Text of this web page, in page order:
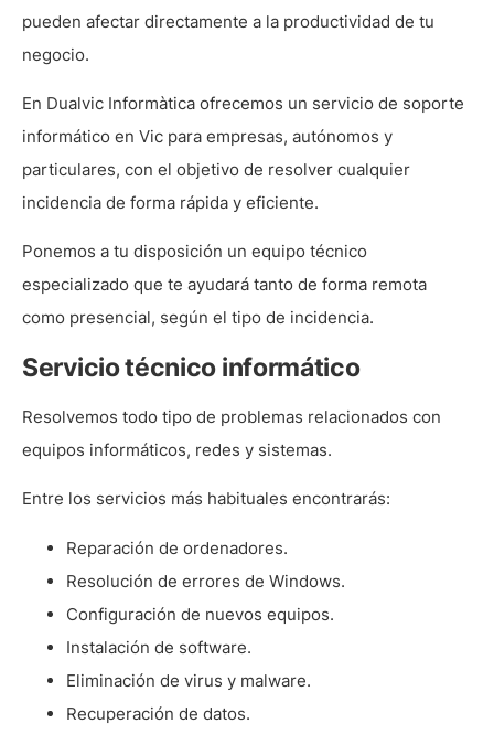
pueden afectar directamente a la productividad de tu
negocio.
En Dualvic Informàtica ofrecemos un servicio de soporte
informático en Vic para empresas, autónomos y
particulares, con el objetivo de resolver cualquier
incidencia de forma rápida y eficiente.
Ponemos a tu disposición un equipo técnico
especializado que te ayudará tanto de forma remota
como presencial, según el tipo de incidencia.
Servicio técnico informático
Resolvemos todo tipo de problemas relacionados con
equipos informáticos, redes y sistemas.
Entre los servicios más habituales encontrarás:
Reparación de ordenadores.
Resolución de errores de Windows.
Configuración de nuevos equipos.
Instalación de software.
Eliminación de virus y malware.
Recuperación de datos.